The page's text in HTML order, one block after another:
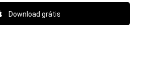
Download grátis